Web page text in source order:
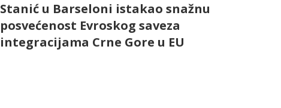
Stanić u Barseloni istakao snažnu
posvećenost Evroskog saveza
integracijama Crne Gore u EU